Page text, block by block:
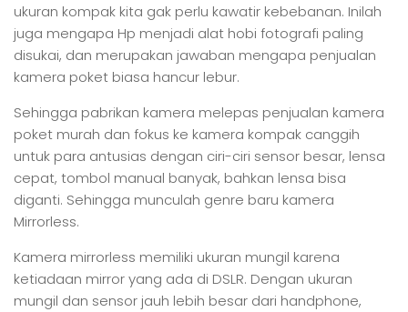
ukuran kompak kita gak perlu kawatir kebebanan. Inilah
juga mengapa Hp menjadi alat hobi fotografi paling
disukai, dan merupakan jawaban mengapa penjualan
kamera poket biasa hancur lebur.
Sehingga pabrikan kamera melepas penjualan kamera
poket murah dan fokus ke kamera kompak canggih
untuk para antusias dengan ciri-ciri sensor besar, lensa
cepat, tombol manual banyak, bahkan lensa bisa
diganti. Sehingga munculah genre baru kamera
Mirrorless.
Kamera mirrorless memiliki ukuran mungil karena
ketiadaan mirror yang ada di DSLR. Dengan ukuran
mungil dan sensor jauh lebih besar dari handphone,